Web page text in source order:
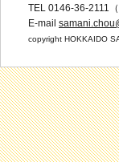
TEL 0146-36-2111
E-mail
copyright HOKKAIDO